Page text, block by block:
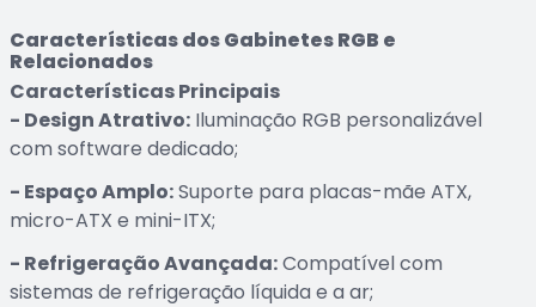
Características dos Gabinetes RGB e
Relacionados
Características Principais
- Design Atrativo: Iluminação RGB personalizável
com software dedicado;
- Espaço Amplo:Suporte para placas-mãe ATX,
micro-ATX e mini-ITX;
- Refrigeração Avançada:Compatível com
sistemas de refrigeração líquida e a ar;